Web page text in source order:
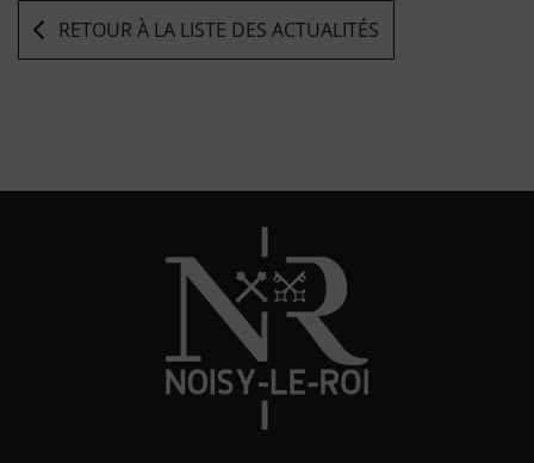
RETOUR À LA LISTE DES ACTUALITÉS